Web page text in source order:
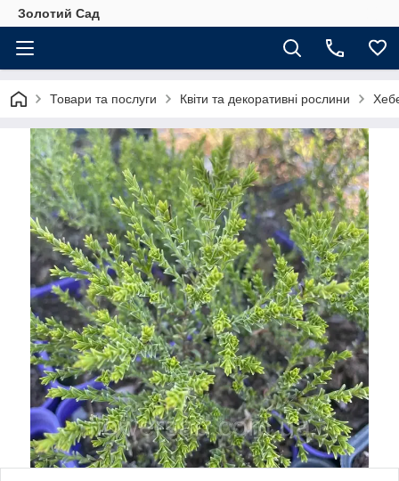
Золотий Сад
Товари та послуги Квіти та декоративні рослини